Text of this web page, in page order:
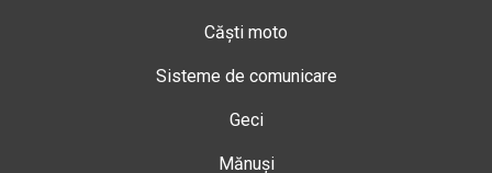
Căști moto
Sisteme de comunicare
Geci
Mănuși